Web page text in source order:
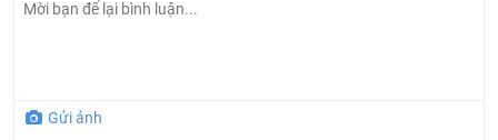
Gửi ảnh